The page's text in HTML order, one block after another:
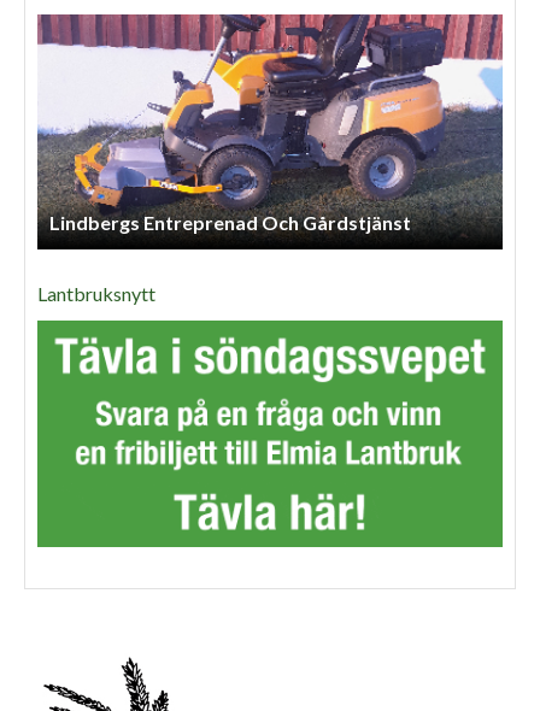
Lindbergs Entreprenad Och Gårdstjänst
Lantbruksnytt